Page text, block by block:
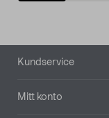
Sidfot
Kundservice
Mitt konto